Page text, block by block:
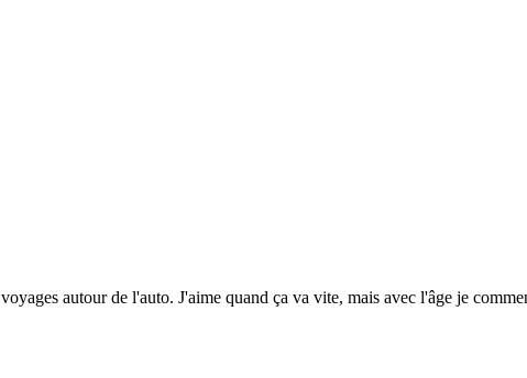
autour de l'auto. J'aime quand ça va vite, mais avec l'âge je